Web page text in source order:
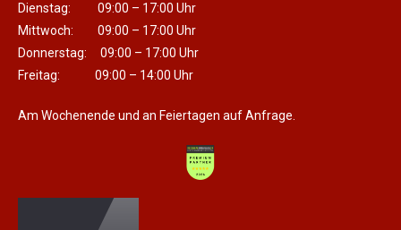
Dienstag: 09:00 – 17:00 Uhr
Mittwoch: 09:00 – 17:00 Uhr
Donnerstag: 09:00 – 17:00 Uhr
Freitag: 09:00 – 14:00 Uhr
Am Wochenende und an Feiertagen auf Anfrage.